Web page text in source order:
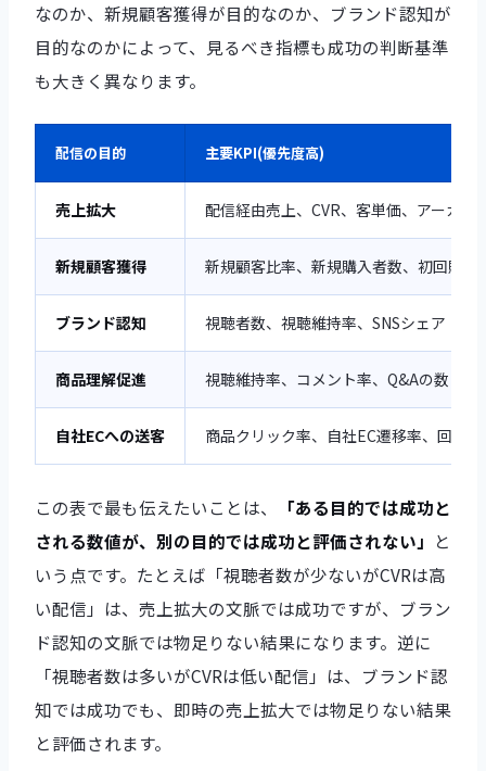
なのか、新規顧客獲得が目的なのか、ブランド認知が
目的なのかによって、見るべき指標も成功の判断基準
も大きく異なります。
配信の目的 主要KPI(優先度高)
売上拡大 配信経由売上、CVR、客単価、アーカイ
新規顧客獲得 新規顧客比率、新規購入者数、初回購入
ブランド認知 視聴者数、視聴維持率、SNSシェア・拡
商品理解促進 視聴維持率、コメント率、Q&Aの数と質
自社ECへの送客 商品クリック率、自社EC遷移率、回遊
この表で最も伝えたいことは、
「ある目的では成功と
される数値が、別の目的では成功と評価されない」 と
いう点です。たとえば「視聴者数が少ないがCVRは高
い配信」は、売上拡大の文脈では成功ですが、ブラン
ド認知の文脈では物足りない結果になります。逆に
「視聴者数は多いがCVRは低い配信」は、ブランド認
知では成功でも、即時の売上拡大では物足りない結果
と評価されます。